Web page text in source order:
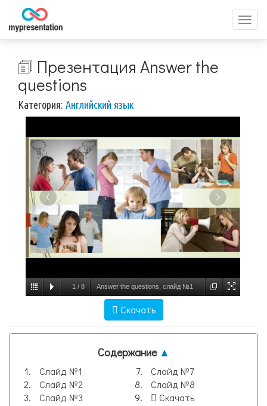
меню
🗊 Презентация Answer the
questions
Категория: Английский язык
1 / 8 Answer the questions, слайд №1
Скачать
Содержание ▲
Слайд №1
Слайд №2
Слайд №3
Слайд №7
Слайд №8
Скачать